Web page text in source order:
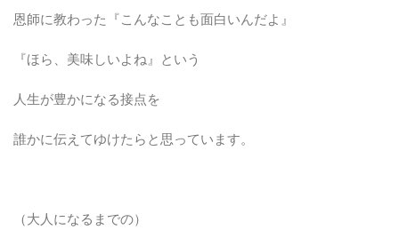
恩師に教わった『こんなことも面白いんだよ』
『ほら、美味しいよね』という
人生が豊かになる接点を
誰かに伝えてゆけたらと思っています。
（大人になるまでの）